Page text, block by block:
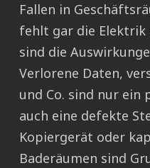
Fallen in
fehlt gar die Elektrik
sind die
Verlorene Daten,
und Co. sind nur ein
auch eine defekte
Kopiergerät oder
Baderäumen sind